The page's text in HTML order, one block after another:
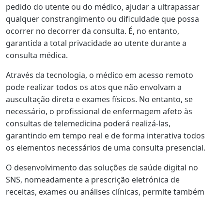
pedido do utente ou do médico, ajudar a ultrapassar
qualquer constrangimento ou dificuldade que possa
ocorrer no decorrer da consulta. É, no entanto,
garantida a total privacidade ao utente durante a
consulta médica.
Através da tecnologia, o médico em acesso remoto
pode realizar todos os atos que não envolvam a
auscultação direta e exames físicos. No entanto, se
necessário, o profissional de enfermagem afeto às
consultas de telemedicina poderá realizá-las,
garantindo em tempo real e de forma interativa todos
os elementos necessários de uma consulta presencial.
O desenvolvimento das soluções de saúde digital no
SNS, nomeadamente a prescrição eletrónica de
receitas, exames ou análises clínicas, permite também